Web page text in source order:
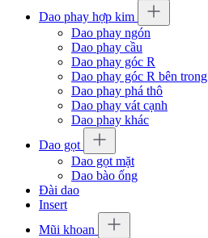
Dao phay hợp kim
Dao phay ngón
Dao phay cầu
Dao phay góc R
Dao phay góc R bên trong
Dao phay phá thô
Dao phay vát cạnh
Dao phay khác
Dao gọt
Dao gọt mặt
Dao bào ống
Đài dao
Insert
Mũi khoan